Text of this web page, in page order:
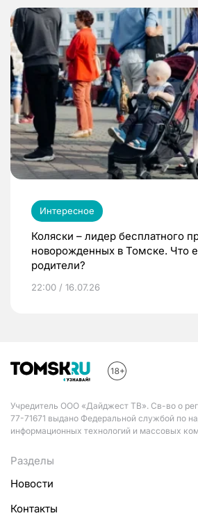
Интересное
Коляски – лидер бесплатного
новорожденных в Томске. Что
родители?
22:00 / 16.07.26
Учредитель ООО «Дайджест ТВ». Св-во о
77-71671 выдано Федеральной службой по
информационных технологий и массовых
Разделы
Новости
Контакты